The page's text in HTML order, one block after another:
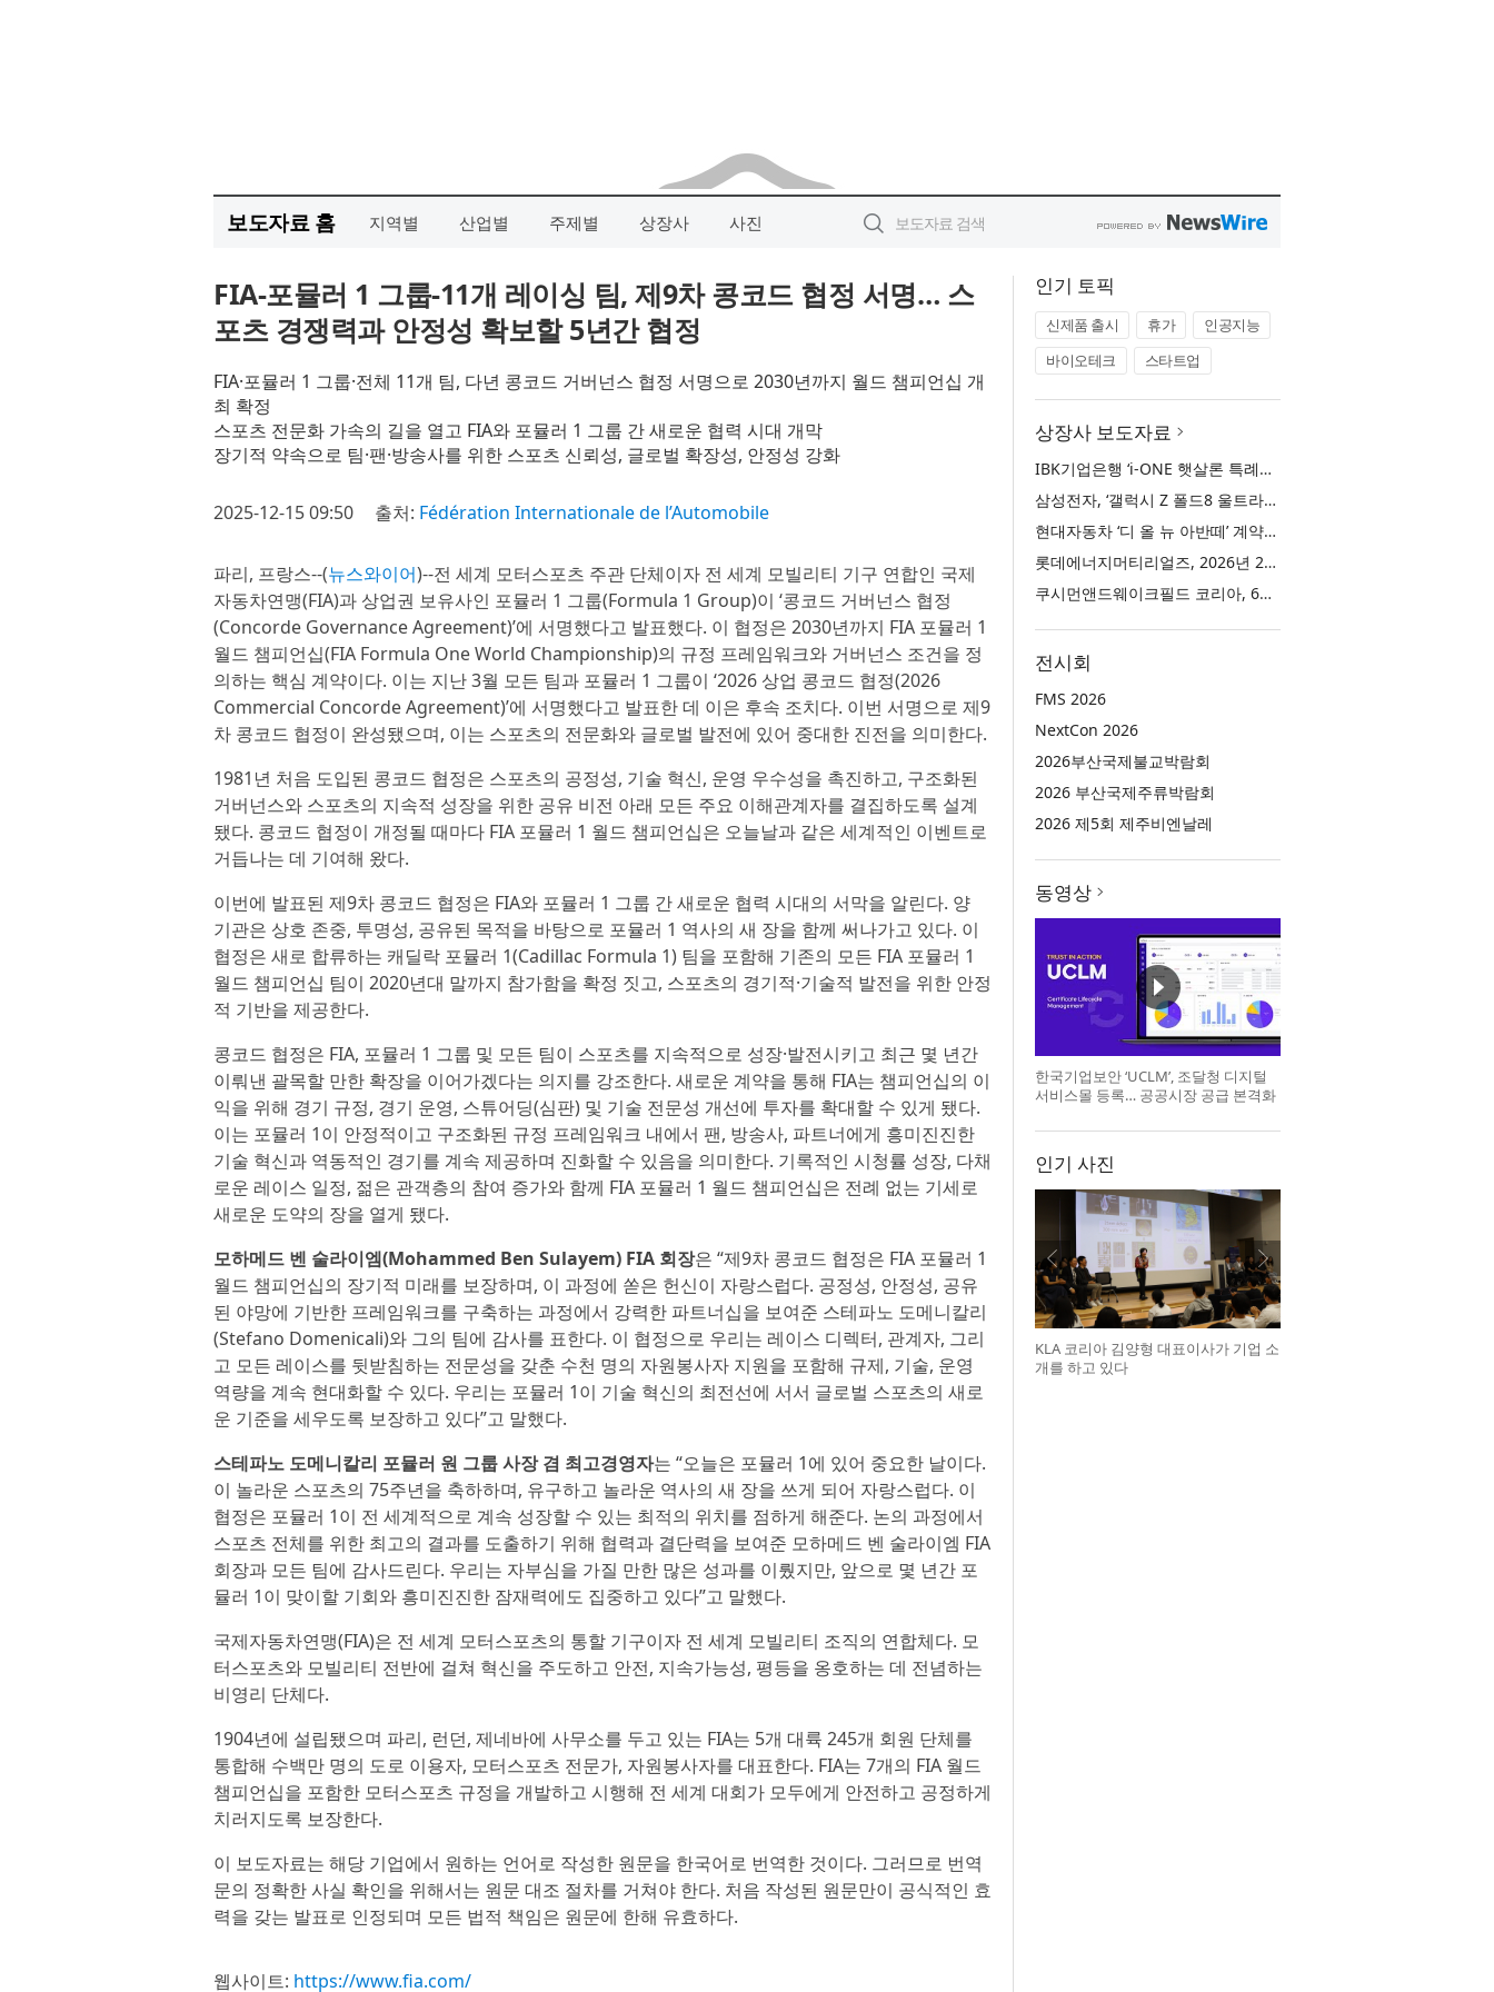
보도자료 홈 지역별 산업별 주제별 상장사 사진
FIA-포뮬러 1 그룹-11개 레이싱 팀, 제9차 콩코드 협정 서명… 스
포츠 경쟁력과 안정성 확보할 5년간 협정
FIA·포뮬러 1 그룹·전체 11개 팀, 다년 콩코드 거버넌스 협정 서명으로 2030년까지 월드 챔피언십 개
최 확정
스포츠 전문화 가속의 길을 열고 FIA와 포뮬러 1 그룹 간 새로운 협력 시대 개막
장기적 약속으로 팀·팬·방송사를 위한 스포츠 신뢰성, 글로벌 확장성, 안정성 강화
2025-12-15 09:50 출처: Fédération Internationale de l’Automobile
파리, 프랑스--(뉴스와이어)--전 세계 모터스포츠 주관 단체이자 전 세계 모빌리티 기구 연합인 국제
자동차연맹(FIA)과 상업권 보유사인 포뮬러 1 그룹(Formula 1 Group)이 ‘콩코드 거버넌스 협정
(Concorde Governance Agreement)’에 서명했다고 발표했다. 이 협정은 2030년까지 FIA 포뮬러 1
월드 챔피언십(FIA Formula One World Championship)의 규정 프레임워크와 거버넌스 조건을 정
의하는 핵심 계약이다. 이는 지난 3월 모든 팀과 포뮬러 1 그룹이 ‘2026 상업 콩코드 협정(2026
Commercial Concorde Agreement)’에 서명했다고 발표한 데 이은 후속 조치다. 이번 서명으로 제9
차 콩코드 협정이 완성됐으며, 이는 스포츠의 전문화와 글로벌 발전에 있어 중대한 진전을 의미한다.
1981년 처음 도입된 콩코드 협정은 스포츠의 공정성, 기술 혁신, 운영 우수성을 촉진하고, 구조화된
거버넌스와 스포츠의 지속적 성장을 위한 공유 비전 아래 모든 주요 이해관계자를 결집하도록 설계
됐다. 콩코드 협정이 개정될 때마다 FIA 포뮬러 1 월드 챔피언십은 오늘날과 같은 세계적인 이벤트로
거듭나는 데 기여해 왔다.
이번에 발표된 제9차 콩코드 협정은 FIA와 포뮬러 1 그룹 간 새로운 협력 시대의 서막을 알린다. 양
기관은 상호 존중, 투명성, 공유된 목적을 바탕으로 포뮬러 1 역사의 새 장을 함께 써나가고 있다. 이
협정은 새로 합류하는 캐딜락 포뮬러 1(Cadillac Formula 1) 팀을 포함해 기존의 모든 FIA 포뮬러 1
월드 챔피언십 팀이 2020년대 말까지 참가함을 확정 짓고, 스포츠의 경기적·기술적 발전을 위한 안정
적 기반을 제공한다.
콩코드 협정은 FIA, 포뮬러 1 그룹 및 모든 팀이 스포츠를 지속적으로 성장·발전시키고 최근 몇 년간
이뤄낸 괄목할 만한 확장을 이어가겠다는 의지를 강조한다. 새로운 계약을 통해 FIA는 챔피언십의 이
익을 위해 경기 규정, 경기 운영, 스튜어딩(심판) 및 기술 전문성 개선에 투자를 확대할 수 있게 됐다.
이는 포뮬러 1이 안정적이고 구조화된 규정 프레임워크 내에서 팬, 방송사, 파트너에게 흥미진진한
기술 혁신과 역동적인 경기를 계속 제공하며 진화할 수 있음을 의미한다. 기록적인 시청률 성장, 다채
로운 레이스 일정, 젊은 관객층의 참여 증가와 함께 FIA 포뮬러 1 월드 챔피언십은 전례 없는 기세로
새로운 도약의 장을 열게 됐다.
모하메드 벤 술라이엠(Mohammed Ben Sulayem) FIA 회장은 “제9차 콩코드 협정은 FIA 포뮬러 1
월드 챔피언십의 장기적 미래를 보장하며, 이 과정에 쏟은 헌신이 자랑스럽다. 공정성, 안정성, 공유
된 야망에 기반한 프레임워크를 구축하는 과정에서 강력한 파트너십을 보여준 스테파노 도메니칼리
(Stefano Domenicali)와 그의 팀에 감사를 표한다. 이 협정으로 우리는 레이스 디렉터, 관계자, 그리
고 모든 레이스를 뒷받침하는 전문성을 갖춘 수천 명의 자원봉사자 지원을 포함해 규제, 기술, 운영
역량을 계속 현대화할 수 있다. 우리는 포뮬러 1이 기술 혁신의 최전선에 서서 글로벌 스포츠의 새로
운 기준을 세우도록 보장하고 있다”고 말했다.
스테파노 도메니칼리 포뮬러 원 그룹 사장 겸 최고경영자는 “오늘은 포뮬러 1에 있어 중요한 날이다.
이 놀라운 스포츠의 75주년을 축하하며, 유구하고 놀라운 역사의 새 장을 쓰게 되어 자랑스럽다. 이
협정은 포뮬러 1이 전 세계적으로 계속 성장할 수 있는 최적의 위치를 점하게 해준다. 논의 과정에서
스포츠 전체를 위한 최고의 결과를 도출하기 위해 협력과 결단력을 보여준 모하메드 벤 술라이엠 FIA
회장과 모든 팀에 감사드린다. 우리는 자부심을 가질 만한 많은 성과를 이뤘지만, 앞으로 몇 년간 포
뮬러 1이 맞이할 기회와 흥미진진한 잠재력에도 집중하고 있다”고 말했다.
국제자동차연맹(FIA)은 전 세계 모터스포츠의 통할 기구이자 전 세계 모빌리티 조직의 연합체다. 모
터스포츠와 모빌리티 전반에 걸쳐 혁신을 주도하고 안전, 지속가능성, 평등을 옹호하는 데 전념하는
비영리 단체다.
1904년에 설립됐으며 파리, 런던, 제네바에 사무소를 두고 있는 FIA는 5개 대륙 245개 회원 단체를
통합해 수백만 명의 도로 이용자, 모터스포츠 전문가, 자원봉사자를 대표한다. FIA는 7개의 FIA 월드
챔피언십을 포함한 모터스포츠 규정을 개발하고 시행해 전 세계 대회가 모두에게 안전하고 공정하게
치러지도록 보장한다.
이 보도자료는 해당 기업에서 원하는 언어로 작성한 원문을 한국어로 번역한 것이다. 그러므로 번역
문의 정확한 사실 확인을 위해서는 원문 대조 절차를 거쳐야 한다. 처음 작성된 원문만이 공식적인 효
력을 갖는 발표로 인정되며 모든 법적 책임은 원문에 한해 유효하다.
웹사이트: https://www.fia.com/
인기 토픽
신제품 출시 휴가
인공지능
바이오테크
스타트업
상장사 보도자료
IBK기업은행 ‘i-ONE 햇살론 특례보증’ 출시
삼성전자, ‘갤럭시 Z 폴드8 울트라·폴드8·플립8’과 ‘갤럭시 워치 울트라2·워치9’ 국내 공식 출시
현대자동차 ‘디 올 뉴 아반떼’ 계약 첫날 1만 대 돌파
롯데에너지머티리얼즈, 2026년 2분기 실적 발표… 전분기 대비 매출 증대
쿠시먼앤드웨이크필드 코리아, 63빌딩 통합 MD·공간 전략 수립 과정과 구현 사례 소개
전시회
FMS 2026
NextCon 2026
2026부산국제불교박람회
2026 부산국제주류박람회
2026 제5회 제주비엔날레
동영상
한국기업보안 ‘UCLM’, 조달청 디지털
서비스몰 등록… 공공시장 공급 본격화
인기 사진
KLA 코리아 김양형 대표이사가 기업 소
개를 하고 있다